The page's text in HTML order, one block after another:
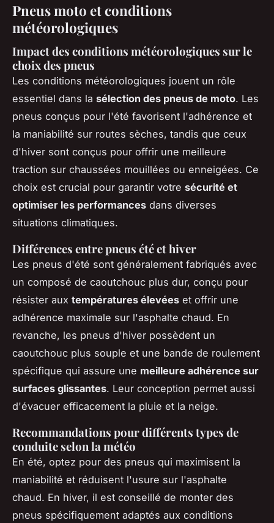
Pneus moto et conditions
météorologiques
Impact des conditions météorologiques sur le
choix des pneus
Les conditions météorologiques jouent un rôle
essentiel dans la sélection des pneus de moto. Les
pneus conçus pour l'été favorisent l'adhérence et
la maniabilité sur routes sèches, tandis que ceux
d'hiver sont conçus pour offrir une meilleure
traction sur chaussées mouillées ou enneigées. Ce
choix est crucial pour garantir votre sécurité et
optimiser les performances dans diverses
situations climatiques.
Différences entre pneus été et hiver
Les pneus d'été sont généralement fabriqués avec
un composé de caoutchouc plus dur, conçu pour
résister aux températures élevées et offrir une
adhérence maximale sur l'asphalte chaud. En
revanche, les pneus d'hiver possèdent un
caoutchouc plus souple et une bande de roulement
spécifique qui assure une meilleure adhérence sur
surfaces glissantes. Leur conception permet aussi
d'évacuer efficacement la pluie et la neige.
Recommandations pour différents types de
conduite selon la météo
En été, optez pour des pneus qui maximisent la
maniabilité et réduisent l'usure sur l'asphalte
chaud. En hiver, il est conseillé de monter des
pneus spécifiquement adaptés aux conditions